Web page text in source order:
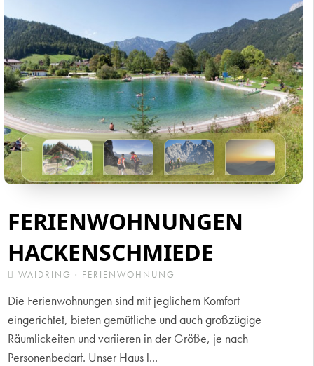
FERIENWOHNUNGEN
HACKENSCHMIEDE
WAIDRING · FERIENWOHNUNG
Die Ferienwohnungen sind mit jeglichem Komfort
eingerichtet, bieten gemütliche und auch großzügige
Räumlickeiten und variieren in der Größe, je nach
Personenbedarf. Unser Haus l...